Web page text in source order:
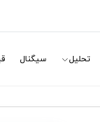
تحلیل سیگنال